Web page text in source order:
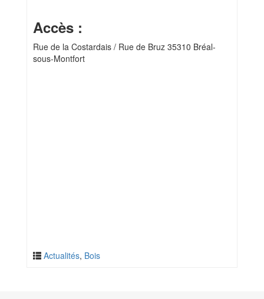
Accès :
Rue de la Costardais / Rue de Bruz 35310 Bréal-
sous-Montfort
Actualités, Bois